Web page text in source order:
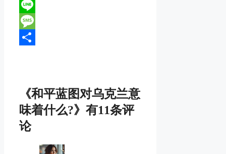
Reddit
Line
Message
《和平蓝图对乌克兰意
味着什么?》有11条评
论